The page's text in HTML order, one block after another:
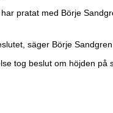
pratat med Börje
säger Börje
tog beslut om höjden på